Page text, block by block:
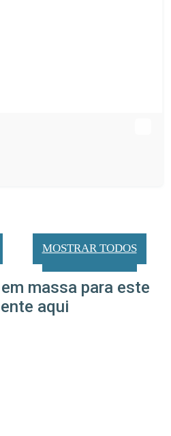
MOSTRAR TODOS
massa para este
aqui